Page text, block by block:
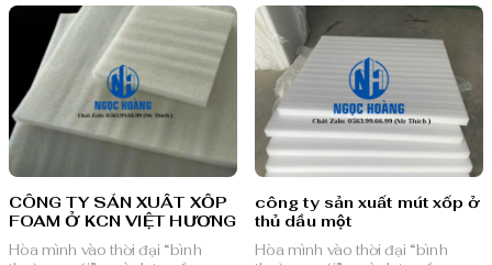
CÔNG TY SẢN XUẤT XỐP
FOAM Ở KCN VIỆT HƯƠNG
Hòa mình vào thời đại “bình
công ty sản xuất mút xốp ở
thủ dầu một
Hòa mình vào thời đại “bình